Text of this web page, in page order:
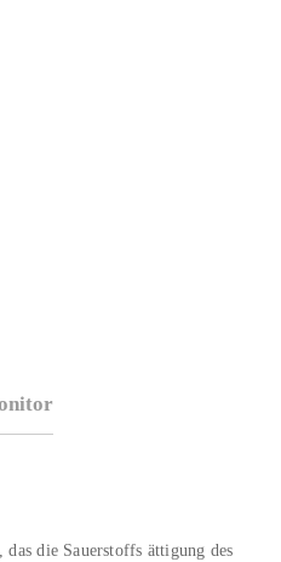
die Sauerstoffs ättigung des